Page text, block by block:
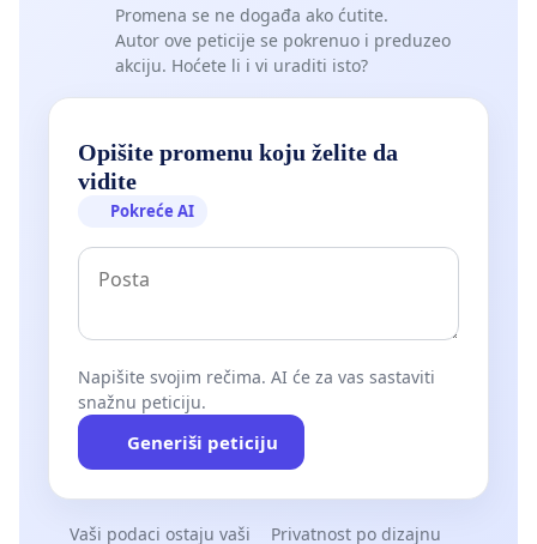
Promena se ne događa ako ćutite.
Autor ove peticije se pokrenuo i preduzeo
akciju. Hoćete li i vi uraditi isto?
Opišite promenu koju želite da
vidite
Pokreće AI
Napišite svojim rečima. AI će za vas sastaviti
snažnu peticiju.
Generiši peticiju
Vaši podaci ostaju vaši Privatnost po dizajnu